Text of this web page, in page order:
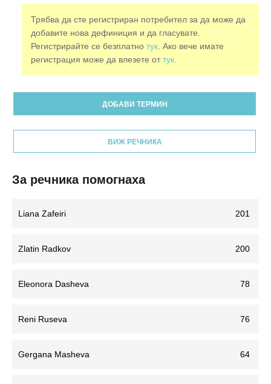
Трябва да сте регистриран потребител за да може да
добавите нова дефиниция и да гласувате.
Регистрирайте се безплатнотук . Ако вече имате
регистрация може да влезете оттук.
ДОБАВИ ТЕРМИН
ВИЖ РЕЧНИКА
За речника помогнаха
Liana Zafeiri 201
Zlatin Radkov 200
Eleonora Dasheva 78
Reni Ruseva 76
Gergana Masheva 64